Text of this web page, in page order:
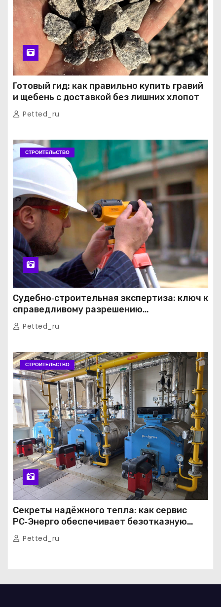
Готовый гид: как правильно купить гравий
и щебень с доставкой без лишних хлопот
Petted_ru
СТРОИТЕЛЬСТВО
Судебно‑строительная экспертиза: ключ к
справедливому разрешению
строительных споров
Petted_ru
СТРОИТЕЛЬСТВО
Секреты надёжного тепла: как сервис
РС‑Энерго обеспечивает безотказную
работу котельных в Москве и Подмосковье
Petted_ru